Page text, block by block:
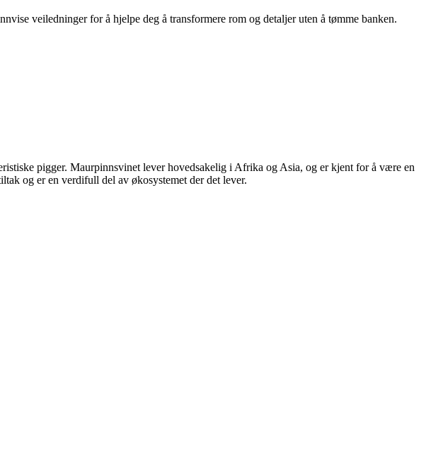
veiledninger for å hjelpe deg å transformere rom og detaljer uten å tømme banken.
pigger. Maurpinnsvinet lever hovedsakelig i Afrika og Asia, og er kjent for å være en
og er en verdifull del av økosystemet der det lever.